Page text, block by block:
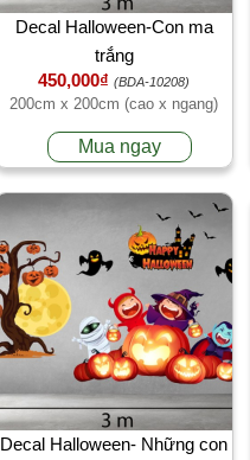
Decal Halloween-Con ma
trắng
450,000₫ (BDA-10208)
200cm x 200cm (cao x ngang)
Mua ngay
Decal Halloween- Những con